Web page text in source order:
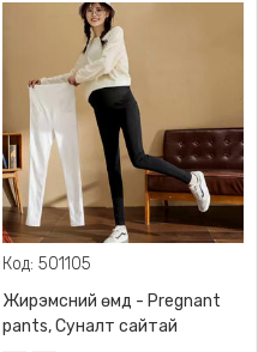
Код: 501105
Жирэмсний өмд - Pregnant
pants, Суналт сайтай